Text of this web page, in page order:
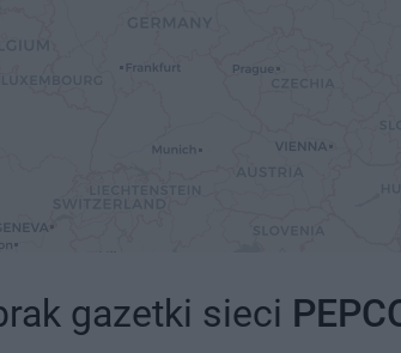
gazetki sieci